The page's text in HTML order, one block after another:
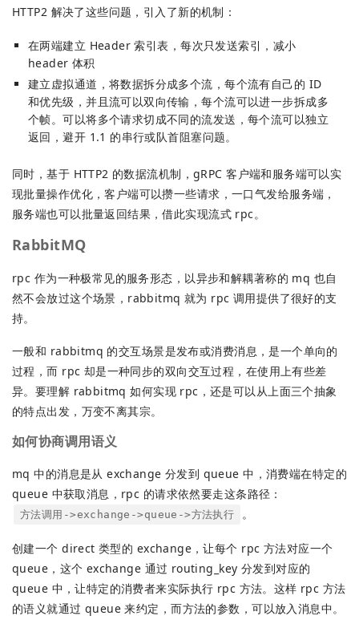
HTTP2 解决了这些问题，引入了新的机制：
在两端建立 Header 索引表，每次只发送索引，减小
header 体积
建立虚拟通道，将数据拆分成多个流，每个流有自己的 ID
和优先级，并且流可以双向传输，每个流可以进一步拆成多
个帧。可以将多个请求切成不同的流发送，每个流可以独立
返回，避开 1.1 的串行或队首阻塞问题。
同时，基于 HTTP2 的数据流机制，gRPC 客户端和服务端可以实
现批量操作优化，客户端可以攒一些请求，一口气发给服务端，
服务端也可以批量返回结果，借此实现流式 rpc。
RabbitMQ
rpc 作为一种极常见的服务形态，以异步和解耦著称的 mq 也自
然不会放过这个场景，rabbitmq 就为 rpc 调用提供了很好的支
持。
一般和 rabbitmq 的交互场景是发布或消费消息，是一个单向的
过程，而 rpc 却是一种同步的双向交互过程，在使用上有些差
异。要理解 rabbitmq 如何实现 rpc，还是可以从上面三个抽象
的特点出发，万变不离其宗。
如何协商调用语义
mq 中的消息是从 exchange 分发到 queue 中，消费端在特定的
queue 中获取消息，rpc 的请求依然要走这条路径：
方法调用->exchange->queue->方法执行 。
创建一个 direct 类型的 exchange，让每个 rpc 方法对应一个
queue，这个 exchange 通过 routing_key 分发到对应的
queue 中，让特定的消费者来实际执行 rpc 方法。这样 rpc 方法
的语义就通过 queue 来约定，而方法的参数，可以放入消息中。